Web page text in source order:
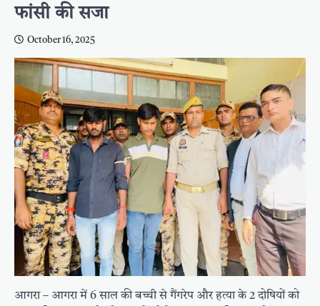
फांसी की सजा
October 16, 2025
आगरा – आगरा में 6 साल की बच्ची से गैंगरेप और हत्या के 2 दोषियों को